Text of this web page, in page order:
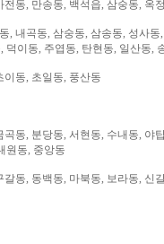
동, 만송동, 백석읍, 삼숭동, 옥
, 내곡동, 삼숭동, 삼송동, 성사
덕이동, 주엽동, 탄현동, 일산동,
동, 초일동, 풍산동
동, 분당동, 서현동, 수내동, 야
원동, 중앙동
동, 동백동, 마북동, 보라동, 신